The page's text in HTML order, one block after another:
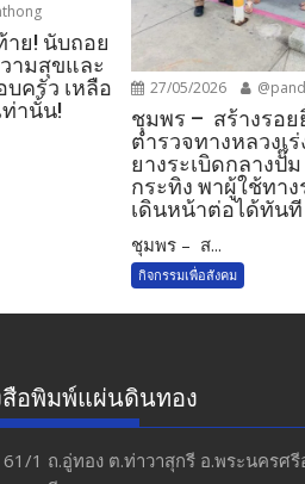
ย! นับถอย
ามสุขและ
ครัว เหลือ
ท่านั้น!
27/05/2026
ชุมพร – สร้างรอย
ตำรวจทางหลวงเร่
ยางระเบิดกลางปั๊
กระทิง พาผู้ใช้ทา
เดินหน้าต่อได้ทันที
ชุมพร – ส...
กิจกรรมเพื่อสังคม
อพิมพ์แผ่นดินทอง
61/1 ถ.อู่ทอง​ ต.​ท่าวาสุกรี​ อ.พระนครศรี